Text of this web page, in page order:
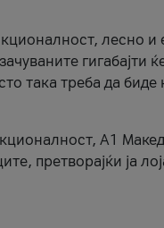
лесно и
гигабајти
така треба да
А1
претворајќи ја